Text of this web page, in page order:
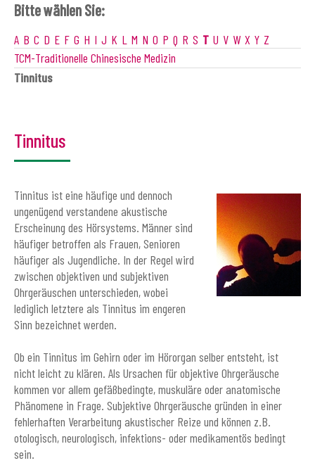
Bitte wählen Sie:
A B C D E F G H I J K L M N O P Q R S T U V W X Y Z
TCM-Traditionelle Chinesische Medizin
Tinnitus
Tinnitus
Tinnitus ist eine häufige und dennoch
ungenügend verstandene akustische
Erscheinung des Hörsystems. Männer sind
häufiger betroffen als Frauen, Senioren
häufiger als Jugendliche. In der Regel wird
zwischen objektiven und subjektiven
Ohrgeräuschen unterschieden, wobei
lediglich letztere als Tinnitus im engeren
Sinn bezeichnet werden.
Ob ein Tinnitus im Gehirn oder im Hörorgan selber entsteht, ist
nicht leicht zu klären. Als Ursachen für objektive Ohrgeräusche
kommen vor allem gefäßbedingte, muskuläre oder anatomische
Phänomene in Frage. Subjektive Ohrgeräusche gründen in einer
fehlerhaften Verarbeitung akustischer Reize und können z.B.
otologisch, neurologisch, infektions- oder medikamentös bedingt
sein.